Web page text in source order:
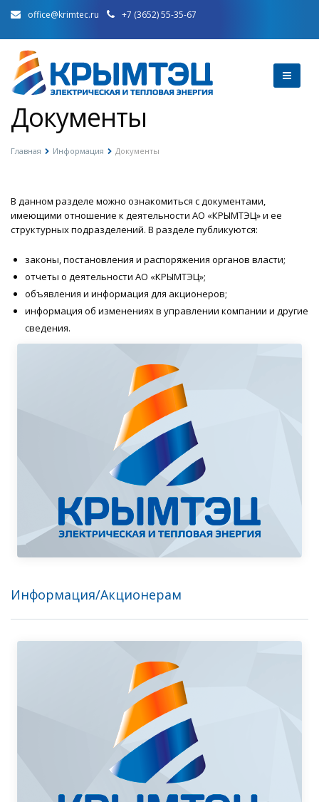
office@krimtec.ru +7 (3652) 55-35-67
Документы
Главная Информация Документы
В данном разделе можно ознакомиться с документами,
имеющими отношение к деятельности АО «КРЫМТЭЦ» и ее
структурных подразделений. В разделе публикуются:
законы, постановления и распоряжения органов власти;
отчеты о деятельности АО «КРЫМТЭЦ»;
объявления и информация для акционеров;
информация об изменениях в управлении компании и другие
сведения.
Информация/Акционерам